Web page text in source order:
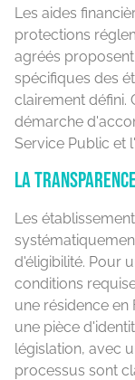
Les aides
protections
agréés
spécifiques des
clairement défini.
démarche
Service Public et
La
Les
d'éligibilité. Pour
conditions
une résidence
une pièce
législation, avec
processus sont